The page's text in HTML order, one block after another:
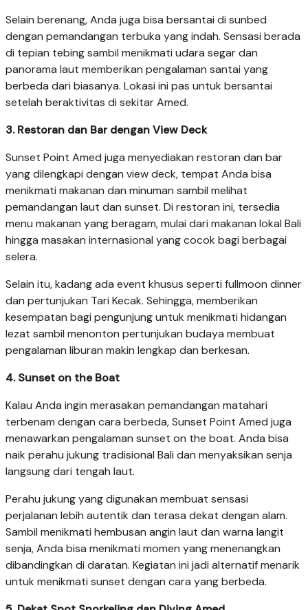
Selain berenang, Anda juga bisa bersantai di sunbed
dengan pemandangan terbuka yang indah. Sensasi berada
di tepian tebing sambil menikmati udara segar dan
panorama laut memberikan pengalaman santai yang
berbeda dari biasanya. Lokasi ini pas untuk bersantai
setelah beraktivitas di sekitar Amed.
3. Restoran dan Bar dengan View Deck
Sunset Point Amed juga menyediakan restoran dan bar
yang dilengkapi dengan view deck, tempat Anda bisa
menikmati makanan dan minuman sambil melihat
pemandangan laut dan sunset. Di restoran ini, tersedia
menu makanan yang beragam, mulai dari makanan lokal Bali
hingga masakan internasional yang cocok bagi berbagai
selera.
Selain itu, kadang ada event khusus seperti fullmoon dinner
dan pertunjukan Tari Kecak. Sehingga, memberikan
kesempatan bagi pengunjung untuk menikmati hidangan
lezat sambil menonton pertunjukan budaya membuat
pengalaman liburan makin lengkap dan berkesan.
4. Sunset on the Boat
Kalau Anda ingin merasakan pemandangan matahari
terbenam dengan cara berbeda, Sunset Point Amed juga
menawarkan pengalaman sunset on the boat. Anda bisa
naik perahu jukung tradisional Bali dan menyaksikan senja
langsung dari tengah laut.
Perahu jukung yang digunakan membuat sensasi
perjalanan lebih autentik dan terasa dekat dengan alam.
Sambil menikmati hembusan angin laut dan warna langit
senja, Anda bisa menikmati momen yang menenangkan
dibandingkan di daratan. Kegiatan ini jadi alternatif menarik
untuk menikmati sunset dengan cara yang berbeda.